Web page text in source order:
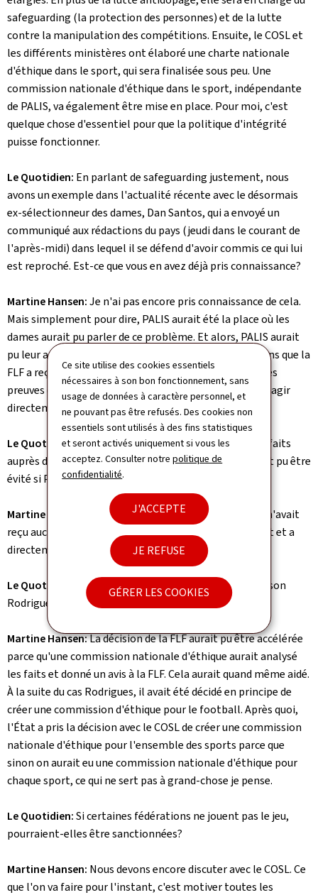
Ce site utilise des cookies essentiels
nécessaires à son bon fonctionnement, sans
usage de données à caractère personnel, et
ne pouvant pas être refusés. Des cookies non
essentiels sont utilisés à des fins statistiques
et seront activés uniquement si vous les
acceptez. Consulter notrepolitique de
confidentialité.
J'ACCEPTE
JE REFUSE
GÉRER LES COOKIES
safeguarding (la protection des personnes) et de la lutte
contre la manipulation des compétitions. Ensuite, le COSL et
les différents ministères ont élaboré une charte nationale
d'éthique dans le sport, qui sera finalisée sous peu. Une
commission nationale d'éthique dans le sport, indépendante
de PALIS, va également être mise en place. Pour moi, c'est
quelque chose d'essentiel pour que la politique d'intégrité
puisse fonctionner.
Le Quotidien: En parlant de safeguarding justement, nous
avons un exemple dans l'actualité récente avec le désormais
ex-sélectionneur des dames, Dan Santos, qui a envoyé un
communiqué aux rédactions du pays (jeudi dans le courant de
l'après-midi) dans lequel il se défend d'avoir commis ce qui lui
est reproché. Est-ce que vous en avez déjà pris connaissance?
Martine Hansen:Je n'ai pas encore pris connaissance de cela.
Mais simplement pour dire, PALIS aurait été la place où les
dames aurait pu parler de ce problème. Et alors, PALIS aurait
pu leur apporter de l'aide. Je n'ai pas vu les informations que la
FLF a reçues, mais à partir du moment où l'on reçoit des
preuves et, je l'ai dit à la Chambre, il est essentiel de réagir
directement. Et cela, la FLF l'a fait.
Le Quotidien:Pourtant des signalements avaient été faits
auprès de la FLF depuis 2023. Est-ce que tout cela aurait pu être
évité si PALIS avait déjà été en place?
Martine Hansen:
Mais selon mes informations, la FLF n'avait
reçu aucune preuve. La fédération en a reçu récemment et a
directement réagi.
Le Quotidien:
Même question concernant l'affaire Gerson
Rodrigues...
Martine Hansen:La décision de la FLF aurait pu être accélérée
parce qu'une commission nationale d'éthique aurait analysé
les faits et donné un avis à la FLF. Cela aurait quand même aidé.
À la suite du cas Rodrigues, il avait été décidé en principe de
créer une commission d'éthique pour le football. Après quoi,
l'État a pris la décision avec le COSL de créer une commission
nationale d'éthique pour l'ensemble des sports parce que
sinon on aurait eu une commission nationale d'éthique pour
chaque sport, ce qui ne sert pas à grand-chose je pense.
Le Quotidien:Si certaines fédérations ne jouent pas le jeu,
pourraient-elles être sanctionnées?
Martine Hansen: Nous devons encore discuter avec le COSL. Ce
que l'on va faire pour l'instant, c'est motiver toutes les